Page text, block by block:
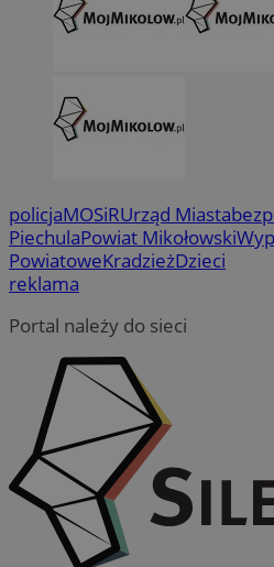
policjaMOSiRUrząd Miasta
PiechulaPowiat Mikołowski
PowiatoweKradzieżDzieci
reklama
Portal należy do sieci